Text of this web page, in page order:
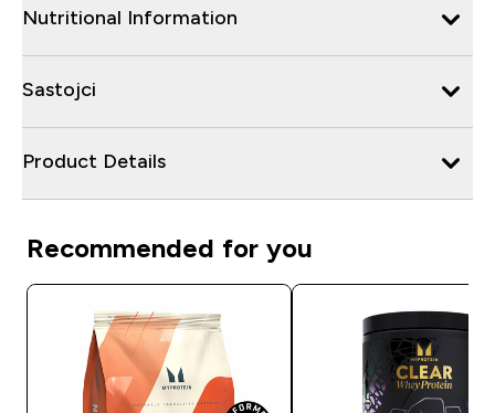
Nutritional Information
Sastojci
Product Details
Recommended for you